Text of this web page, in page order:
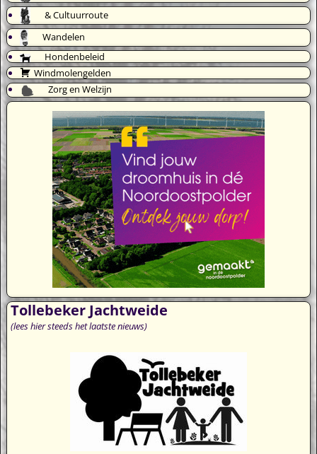
& Cultuurroute
Wandelen
Hondenbeleid
Windmolengelden
Zorg en Welzijn
Tollebeker Jachtweide
(lees hier steeds het laatste nieuws)